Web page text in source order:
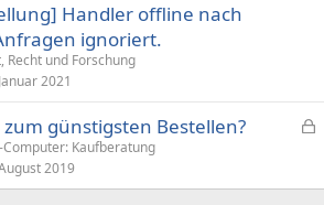
Handler offline nach
ignoriert.
Recht und Forschung
2021
p
zum günstigsten Bestellen?
Computer: Kaufberatung
2019